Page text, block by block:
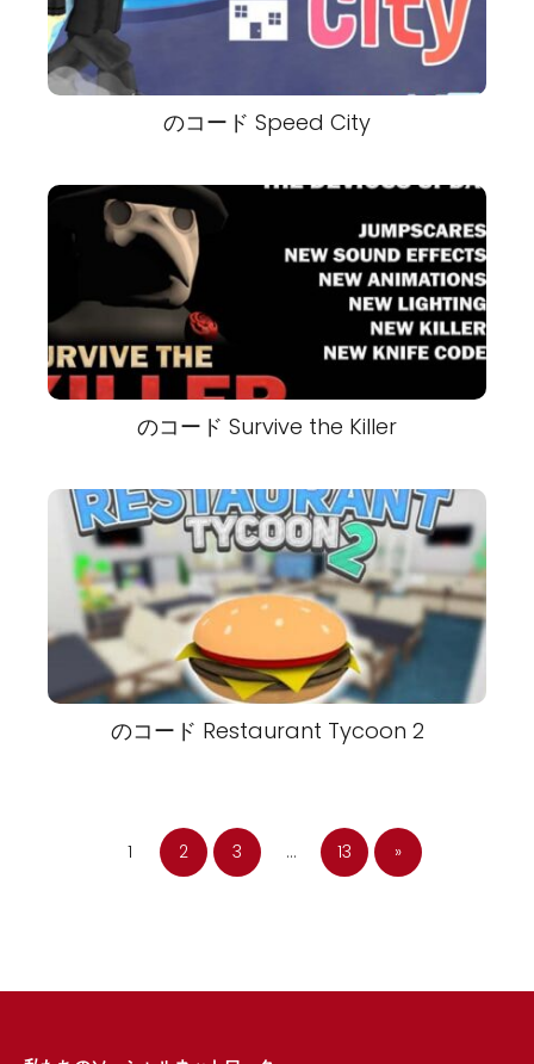
のコード Speed City
のコード Survive the Killer
のコード Restaurant Tycoon 2
1 2 3 ... 13 »